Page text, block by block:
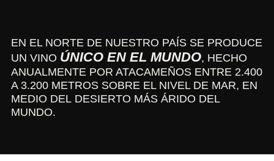
EN EL NORTE DE NUESTRO PAÍS SE PRODUCE
UN VINO ÚNICO EN EL MUNDO, HECHO
ANUALMENTE POR ATACAMEÑOS ENTRE 2.400
A 3.200 METROS SOBRE EL NIVEL DE MAR, EN
MEDIO DEL DESIERTO MÁS ÁRIDO DEL
MUNDO.